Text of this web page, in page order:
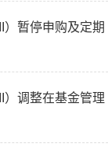
暂停申购及定期
调整在基金管理